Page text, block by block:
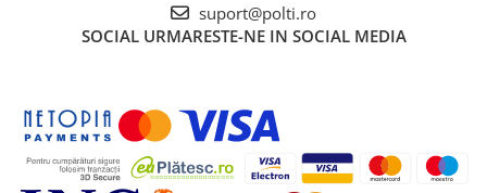
suport@polti.ro
SOCIAL URMARESTE-NE IN SOCIAL MEDIA